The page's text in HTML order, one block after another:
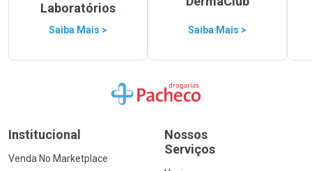
Laboratórios
Saiba Mais > Saiba Mais >
Ir para a Home
Institucional
Venda No Marketplace
Nossos
Serviços